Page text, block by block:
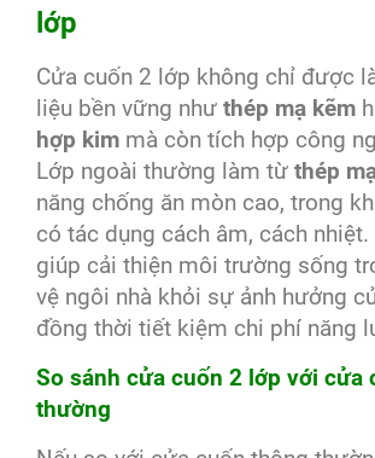
lớp
Cửa cuốn 2 lớp không chỉ được
liệu bền vững như thép mạ kẽm
hợp kim mà còn tích hợp công
Lớp ngoài thường làm từ thép
năng chống ăn mòn cao, trong
có tác dụng cách âm, cách
giúp cải thiện môi trường sống
vệ ngôi nhà khỏi sự ảnh hưởng
đồng thời tiết kiệm chi phí năng
So sánh cửa cuốn 2 lớp với cửa
thường